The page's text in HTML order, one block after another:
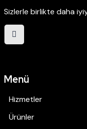
Sizlerle birlikte daha
Menü
Hizmetler
Ürünler